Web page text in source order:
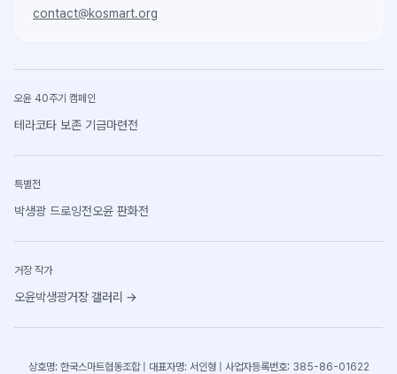
contact@kosmart.org
오윤 40주기 캠페인
테라코타 보존 기금마련전
특별전
박생광 드로잉전오윤 판화전
거장 작가
오윤박생광거장 갤러리 →
상호명: 한국스마트협동조합 | 대표자명: 서인형 | 사업자등록번호: 385-86-01622